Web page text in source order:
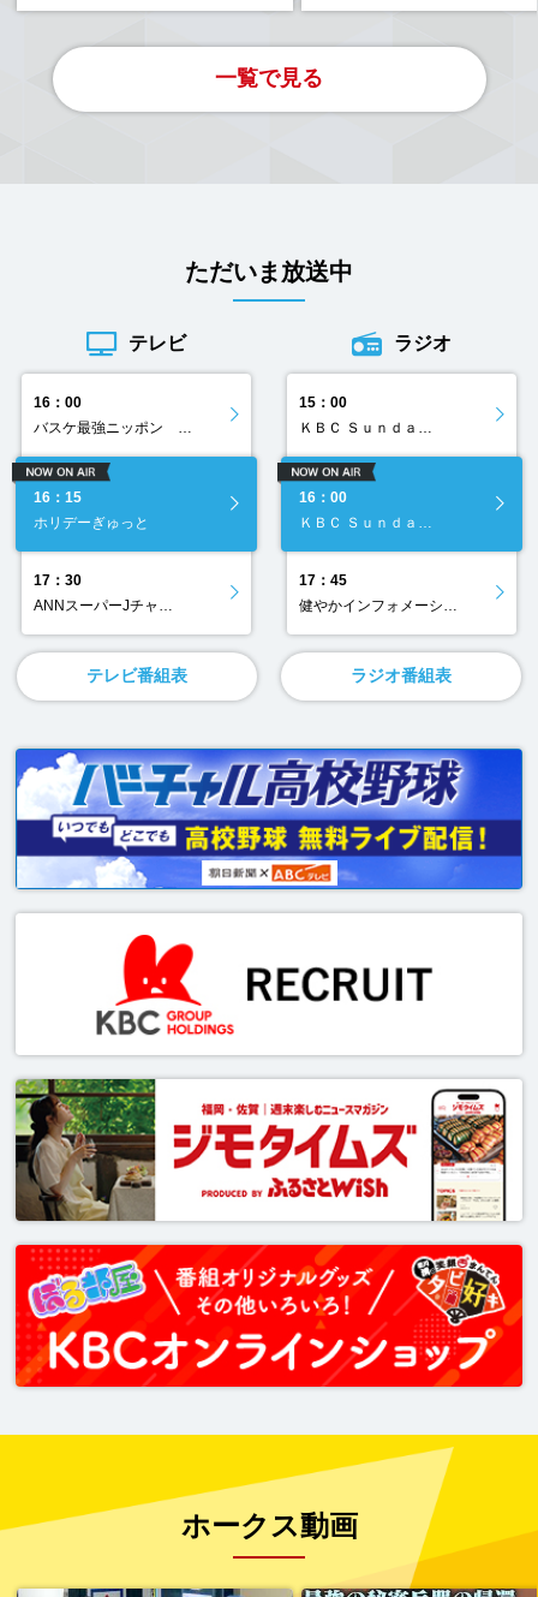
一覧で見る
ただいま放送中
テレビ
16：00
バスケ最強ニッポン …
16：15
ホリデーぎゅっと
17：30
ANNスーパーJチャ…
テレビ番組表
ラジオ
15：00
ＫＢＣ Ｓｕｎｄａ…
16：00
ＫＢＣ Ｓｕｎｄａ…
17：45
健やかインフォメーシ…
ラジオ番組表
ホークス動画